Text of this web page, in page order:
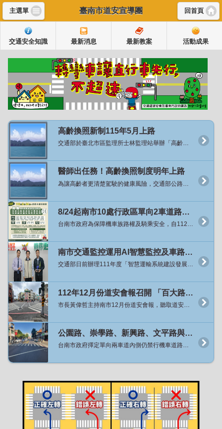
主選單 回首頁
臺南市道安宣導團
交通安全知識 最新消息 最新教案 活動成果
高齡換照新制115年5月上路
交通部於臺北市區監理所士林監理站舉辦「高齡換照新制代言人暨宣導影片發布記者會」，正式宣布將於115年5月起實施高齡換照新制，並邀請資深藝人沈文程先生擔任政策代言人，以親切溫暖的形象向社會傳遞一個重要訊息：「換照不是限制，而是安心的開始」。 交通部陳世凱部長於致詞時表示，臺灣正邁入超高齡社會，越來越多長輩持續開車、參與社會，因此「保障高齡駕駛安全」既是挑戰也是責任。這次換照新制並非剝奪權利，而是透過醫學評估、教育課程與貼心配套，讓長者能夠更長久、更安心地開車或騎車，同時讓家人們也放心。 為了讓社會各界更了解新制的推動背景及醫學依據，交通部在今年在6-8月間，積極走入民間，在全國20縣市，共計22處的廟口辦理「換照保平安」宣講，累積超過3千位長者們了解這項政策。接下來自11月中旬起，於全國辦理7場「高齡換照講座—醫師出任務」系列活動，邀請凱旋醫院黃敏偉副院長、台中榮總精神部侯伯勳主任等專業醫師，地點包括臺中、南投、新竹市、屏東、高雄及彰化等地。講座將以醫學角度說明高齡者身體機能退化對駕駛安全的影響、慢性病與藥物交互作用的潛在風險，並由監理人員現場解說115年新制內容，協助長者瞭解換照流程與注意事項。 陳世凱部長表示，根據交通部統計處與公路局的民調顯示有超過八成民眾支持高齡交通安全政策的這項作法，代表的不是限制，而是關心及愛。強調保障長輩的行動權益，是我們的優先目標與方向，「這項政策的推動，不是要取代長輩的選擇，而是提供更安心的選擇」。 本次新制推動的目的在於關懷高齡駕駛安全，而非限制長者開車權利。依新制規定：滿70歲長者，須通過體檢並完成安全教育課程後，即可換發駕照，有效期限至75歲；滿75歲長者，維持3年換照制度，除須通過體檢及安全教育課程外，並須通過認知功能測驗，方可換發有效3年的駕照。 陳部長提到，七十歲換照政策，從明年五月開始會有兩年緩衝期，超過七十歲的長者們，來到監理所站會提供換照服務，換照過程絕對不是禁止，也沒有考試，但有兩件很重要事情，第一個要讓醫生確定身體狀況，也就是要經過體檢部分，體格檢查是確認我們的硬體是沒有問題的；第二件事是提供免費交通安全教育課程的服務，提供這服務原因是大部分民眾考照年齡，大概是20歲左右，到了70歲時，已經過了50年，交通法規其實也已不一樣，甚至路上標誌、標線也都不太一樣，所以希望交通觀念也要更新。經過體檢代表硬體確認；上過教育課程跟危險感知體驗則表示軟體更新，才讓長者開車上路。 此外，為鼓勵長者依自身狀況主動調整交通方式並兼顧移動需求，交通部自115年1月起推出「主動繳回駕照高齡者TPASS乘車回饋措施」。凡70歲以上主動繳回駕照者，公路局將提供TPASS電子錢包乘車支出每月50%回饋金，每月上限1,500元，每人可申請一次，補助期間2年。該措施涵蓋公共運輸及計程車支出，協助長者有充分時間適應交通工具轉換並培養公共運輸使用習慣。 交通部也指出，為配合高齡換照政策推動，特別與代言人沈文程合作，於公園、登山步道入口等長者常活動地點辦理快閃宣導，傳達「沒有禁止長輩開車、而是多一份安全關懷」的理念，讓每位長輩都能安心開車、開得更久也更安全。 交通部進一步說明，未來也將持續透過「公共運輸發展計畫」協助地方政府強化路網與改善偏鄉交通，打造一個高齡者能自在移動、安心出行的交通環境。讓這項制度，不只是換照規定，更是一份對高齡者的敬重與支持。 交通部強調，高齡換照新制以「分級關懷、協助安全駕駛」為核心，兼顧長者安全與行動自由。期盼透過制度與宣導並行，打造更安全、友善的高齡交通環境。 新聞連結：https://168.motc.gov.tw/theme/news/post/2511121421285
醫師出任務！高齡換照制度明年上路
8/24起南市10處行政區單向2車道路段開放機車行駛內側車道及不強制二段式左轉
台南市政府為保障機車族路權及騎乘安全，自112年10月起針對單向2車道路型內側仍禁行機車道路展開專案檢討，迄今已將16條路段原有禁行機慢車標字刨除並移除兩段式左轉牌面，讓機車可以騎乘內側車道並依需求選擇左轉方式，經分析開放路段的交通事故並未明顯增加，且用路人普遍反映良好，為利道路行車管制的一致性及用路人易於辨識，針對目前已開放的10處行政區(原六區加永康區、仁德區、歸仁區與關廟區)內所有單向兩車道路段，自8月24日起將一次性全面開放，同時也保留原機車二段式左轉待轉區。 交通局局長王銘德指出，從去年10月起逐步推動開放單向2車道機車行駛內側車道及取消強制機車二段式左轉的試辦計畫，已實施的16條路段總長32.4公里共計384個路口，因開放路段長度與路口已達一定數量，各種路段型態、路口管制方式、特殊路口等均已有涵蓋，且經過相關成效評估，整體而言單向2車道路型內側車道開放機車騎乘、路口直接左轉並未明顯增加道路行車風險。 局長王銘德表示，市長黃偉哲在道安會報指示該專案檢討如評估無增加交通安全疑慮時應加速、擴大來做開放，交通局檢討已開放的10處行政區目前剩36條道路尚未開放，將自8月24日起全面開放，交通局將提前兩周派工移除36條路段上的強制機車兩段式左轉標誌，並增設相關指示牌面，從24日凌晨開始機車即可行駛上述道路內側車道，並於路口選擇於內側車道直接左轉或於外側車道進行二段式左轉，禁行機慢車標字預計113年底前完成刨除，標字未完全刨除前警察局亦將配合在開放路段不舉發違規行駛禁行機慢車道。 局長王銘德表示，檢討本市其它行政區尚有15區共27條路段仍屬單向2車道路型且內側禁行機車、管制路口應二段式左轉，考量路段分散且交通特性(如整體車流量、運具使用年齡等)與都會區略有差異，將再持續與地方溝通後續推動辦理方式。 交通管制科科長方川和表示，上述10行政區內除市府主管道路外尚有公路局及工業園區權管道路，永康區台20線的中山南、北路公路局新化工務段刻正辦理路面更新及標線重繪，將併入本次36條路段內同步於8月24日起開放，另工業園區道路權管單位原則上同意配合市府政策，惟涉及工程經費等因素無法配合於8月24日同步開放，交通局將再與各路權單位溝通後續推動時程，因此交通局特別提醒用路人行經台南產業園區(科工區)、新吉工業區、永康科技工業園區、安平工業區等4處園區內道路仍應遵循道路上實際交通設施之管制方式來騎乘與左轉彎。 各工業園區權管道路範圍內屬單向2車道路段： 台南產業園區(科工區)：科技五路、工業二路、工業五路、工業六路。 新吉工業區：新吉一路、新吉二路、新吉三路、新吉五路、新吉六路、安新一路、安新二路、安新三路、安新五路、安新六路。 永康科技工業園區：永科環路、永科東路、永科五路。 安平工業區：新平路、新樂路、新信路。
南市交通監控運用AI智慧監控及車路聯網應用系統成果獲肯定 榮獲「智慧運輸系統建設發展計畫」評鑑佳作及2023雲端物聯網創新獎「優良應用獎」雙獎
交通部日前辦理111年度「智慧運輸系統建設發展計畫」評鑑，市府交通局辦理「111年度AI影像辨識之智慧交通管理系統」獲頒評鑑佳作；又台灣雲端物聯網產業協會之2023雲端物聯網創新獎，交通局辦理「臺南市緊急車輛優先號誌計畫」亦獲得「優良應用獎」之肯定。今（2）日在市政會議上由局長王銘德獻雙獎，市長黃偉哲讚揚交通局團隊創新傑出的表現，勉勵交通局持續運用智慧科技管理交通政策，以打造舒適的交通環境。 市長黃偉哲表示，為提供市民出行的便利，降低因道路壅塞帶來的不適，並提升緊急救護的效率，交通局在112年於安定交流道周邊市道178線、大灣交流道周邊小東路與復興路路段施行AI智慧車流辨識及號誌管理策略，完成智慧動態號誌系統建置；並於成大醫院至奇美醫院間路段、安南醫院周邊建置緊急車輛優先號誌，讓救護車優先安全通過路口。交通局積極以創新智慧科技來管理交通問題，期藉由科技方法改善道路壅塞問題，提升道路服務水準，增進救援效率。 交通局局長王銘德表示，為提升本市交通智慧管理效率，交通局導入AI影像辨識技術應用於交通管理，透過設置智慧動態號誌系統，即時判讀壅塞路段與方向，自動調整交通號誌時制，112年度於安定、大灣交流道周邊建置後，平均可節省用路人5%~9%的旅行時間；交通局更建置了國內最大的車輛優先號誌系統，建置了31處緊急車輛優先號誌路口，透過路口及車上設備間感應觸發，讓路口號誌得以變換燈號以利緊急救護車輛通行，平均救護車每趟次旅行時間可減少40秒，有效提升黃金救援時間。 交通局表示，透過「AI影像辨識智慧交通管理系統」之智慧化交通管理策略將可改善壅塞問題，並提升道路使用效率與安全性，113年度將規劃於永康、仁德交流道周邊進行智慧號誌建置計畫，未來也將持續把AI車流辨識和智慧動態號誌推廣到其他適合實施路段，以創造一個智慧、便捷、綠能的宜居城市。
112年12月份道安會報召開 「百大路口安全行動」工程達標 黃市長期勉道安團隊再接再厲
公園路、崇學路、新興路、文平路與安和路試辦內側取消禁行機車與不強制兩段式左轉
台南市政府擇定單向兩車道內側仍禁行機車道路，試辦不強制機車二段左轉績效良好，將再擴大試辦路段，於30日起在公園路、崇學路、新興路、文平路、安和路擴大實施試辦取消內側車道禁行機車、及不強制機車二段左轉，交通局呼籲用路人提高防禦駕駛觀念，確保行車安全。 交通局局長王銘德表示，市長黃偉哲相當重視交通平權相關相關議題，指示應定期追蹤試辦不強制機車二段式左轉成效，如成效良好即應擴大試辦路段與範圍，逐步改善機車合理道路行駛環境。 局長王銘德指出，首先試辦中正路、府前路取消內側車道禁行機車、及不強制機車二段式左轉，依據首月事故數據分析結果，發現交通肇事死傷事故件數計29件，與去年同期40件比較減少27%、與去年每月平均39.1件比較減少25.8%。其中機車涉入的事故件數計28件，與去年同期36件比較減少22%、與去年每月平均35.6件比較減少21.3%。另外肇事原因涉及機車直接左轉的事故件數為2件，肇事原因則都是因為機車在最外側車道直接左轉(俗稱鬼切)。 交通局表示，為擴大蒐集不同行政區試辦數據及兼顧標線調整施工能量，擬分批逐步擴大試辦，其中，日前已將永康區大灣路、富強路一段納入試辦路段，12月30日起將再針對北區、東區、南區、安平區及安南區單向兩車道路段各擇1條。新增試辦路段將包括北區公園路(湯德章公園-公園路1092巷)、東區崇學路(東門路-崇明路)、南區新興路(新興路533巷-新興東路)、安平區文平路(慶平路-健康路)及安南區安和路四、五段(安和路四段538巷-北安路口)，道路總長度達8.2公里共計113處路口，其中號誌化路口數60處、非號誌化路口數53處。試辦措施亦為取消內側車道禁行機車及路口不強制兩段左轉，並同時保留原兩段式左轉待轉區，以供習慣兩段式左轉的駕駛人繼續使用。 試辦期預計自112年12月30日(六)起，交通局將提前3日先派工移除上述路口強制機車兩段式左轉標誌及增設相關指示牌面，該日凌晨起機車即可行駛於上述道路內側車道，並於路口可選擇於內側車道直接左轉或於外側車道進行兩段式左轉。另因陸續刨除路面上超過240組禁行機慢車標字約需2個月工期，故於試辦期開始至路面標字完全刨除前，警察局亦將配合於前述試辦路段不舉發違規行駛禁行機慢車道。 本次試辦路段基本資料如下：北區公園路為標線分隔路型，沿線長度3.2公里共43處路口，其中21處號誌化路口、22處非號誌化路口；東區崇學路為標線分隔路型，沿線長度0.95公里共20處路口，其中8處號誌化路口、12處非號誌化路口；南區新興路為標線分隔路型，沿線長度1.3公里共21處路口，其中9處號誌化路口、12處非號誌化路口；安平區文平路為中央分隔島路型，沿線長度1.6公里共18處路口，其中13處號誌化路口、5處非號誌化路口；安南區安和路四、五段為標線分隔路型，沿線長度1.15公里共11處路口，其中9處號誌化路口、2處非號誌化路口。 另南區新興路在中華西路至新興路533巷間為單向3車道最內側車道禁行機車路型，暫不在這次開放路段範圍內，為了避免銜接路段機車誤駛至最內側禁行機車車道，交通局將研議重新調整車道配置新增附加式左轉專用車道，俟路型調整後再開放機車行駛內側車道及利用左轉車道及左轉時相左轉，以提升機車左轉安全性。車道標線尚未完成調整前，請機車駕駛人注意變換車道勿違規駛入禁行機車車道。 交通局提醒用路人，試辦期間逐步開放路段請汽、機車駕駛人應特別注意用路行為的改變，內側車道汽車切勿有逼車等影響機車駕駛人行車安全之行為；機車則在變換車道前應提早使用方向燈並注意後方來車，選擇要在路口直接左轉的騎士應提前變換到內側車道再左轉，選擇維持兩段式左轉的騎士仍可行駛於外側車道進入待轉區待轉。交通局於試辦期間也將密切監控各路段車流狀況，並持續定期分析試辦路段總事故與機車事故變化、路口左轉事故變化等指標，以作為後續推動之參考依據。市府道安團隊亦將持續加強宣導左轉時安全駕駛行為，俾利駕駛人了解正確用路觀念。